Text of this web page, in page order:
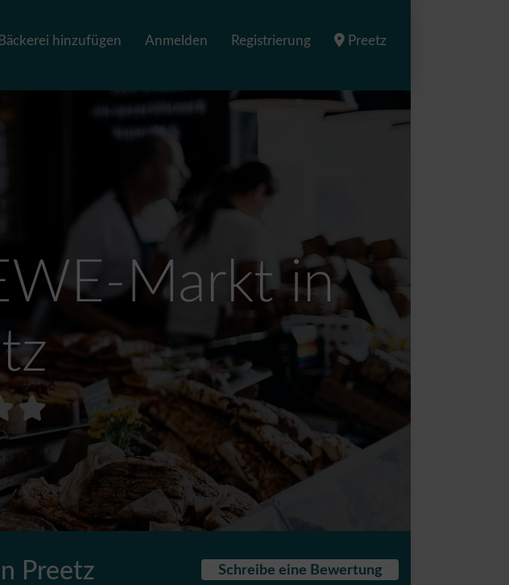
Bäckerei hinzufügen Anmelden Registrierung Preetz
Markt in
Preetz Schreibe eine Bewertung